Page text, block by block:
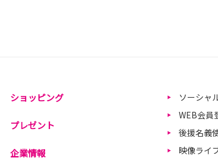
ショッピング
プレゼント
企業情報
ソーシャ
WEB会員
後援名義
映像ライ